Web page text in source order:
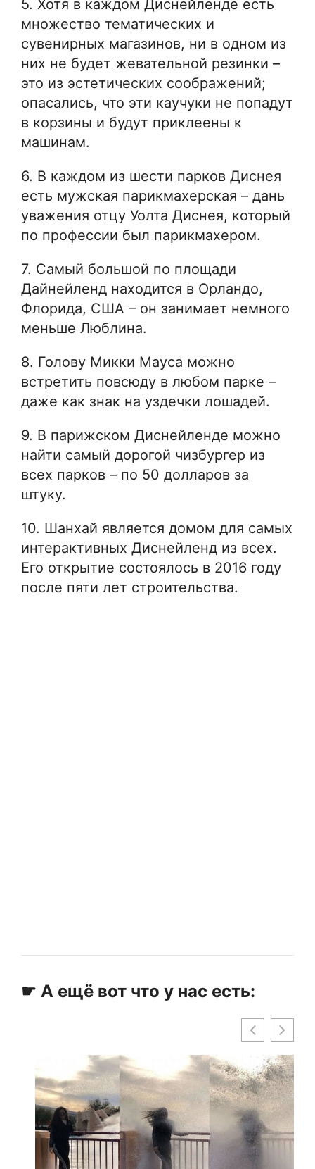
5. Хотя в каждом Диснейленде есть
множество тематических и
сувенирных магазинов, ни в одном из
них не будет жевательной резинки –
это из эстетических соображений;
опасались, что эти каучуки не попадут
в корзины и будут приклеены к
машинам.
6. В каждом из шести парков Диснея
есть мужская парикмахерская – дань
уважения отцу Уолта Диснея, который
по профессии был парикмахером.
7. Самый большой по площади
Дайнейленд находится в Орландо,
Флорида, США – он занимает немного
меньше Люблина.
8. Голову Микки Мауса можно
встретить повсюду в любом парке –
даже как знак на уздечки лошадей.
9. В парижском Диснейленде можно
найти самый дорогой чизбургер из
всех парков – по 50 долларов за
штуку.
10. Шанхай является домом для самых
интерактивных Диснейленд из всех.
Его открытие состоялось в 2016 году
после пяти лет строительства.
☛ А ещё вот что у нас есть: